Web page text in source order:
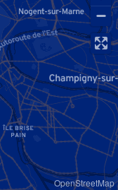
OpenStreetMap